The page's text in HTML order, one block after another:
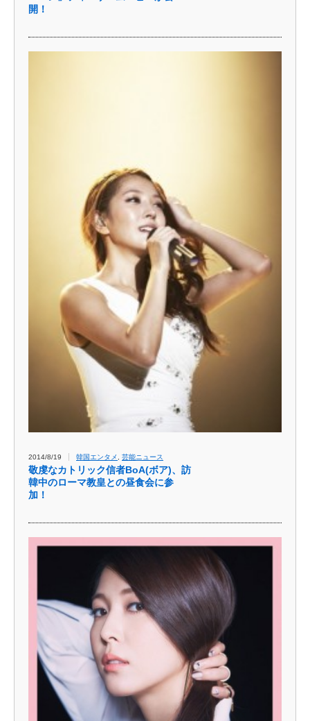
開！
2014/8/19 韓国エンタメ 芸能ニュース
敬虔なカトリック信者BoA(ボア)、訪
韓中のローマ教皇との昼食会に参
加！